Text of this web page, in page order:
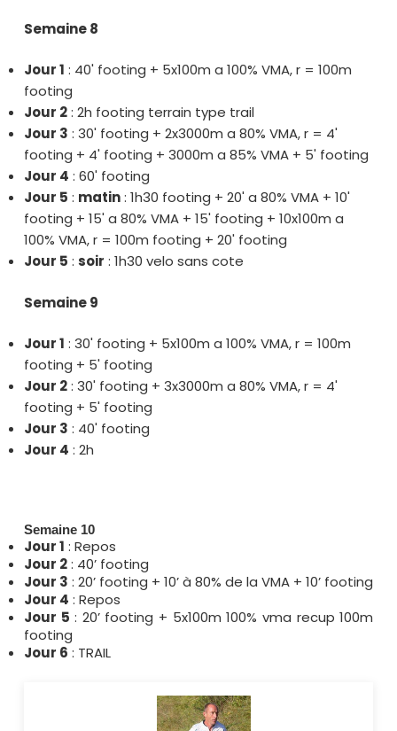
Semaine 8
Jour 1 : 40' footing + 5x100m a 100% VMA, r = 100m
footing
Jour 2: 2h footing terrain type trail
Jour 3 : 30' footing + 2x3000m a 80% VMA, r = 4'
footing + 4' footing + 3000m a 85% VMA + 5' footing
Jour 4 : 60' footing
Jour 5 : matin: 1h30 footing + 20' a 80% VMA + 10'
footing + 15' a 80% VMA + 15' footing + 10x100m a
100% VMA, r = 100m footing + 20' footing
Jour 5 : soir : 1h30 velo sans cote
Semaine 9
Jour 1 : 30' footing + 5x100m a 100% VMA, r = 100m
footing + 5' footing
Jour 2: 30' footing + 3x3000m a 80% VMA, r = 4'
footing + 5' footing
Jour 3 : 40' footing
Jour 4 : 2h
Semaine 10
Jour 1 : Repos
Jour 2: 40’ footing
Jour 3 : 20’ footing + 10’ à 80% de la VMA + 10’ footing
Jour 4 : Repos
Jour 5 : 20’ footing + 5x100m 100% vma recup 100m
footing
Jour 6 : TRAIL